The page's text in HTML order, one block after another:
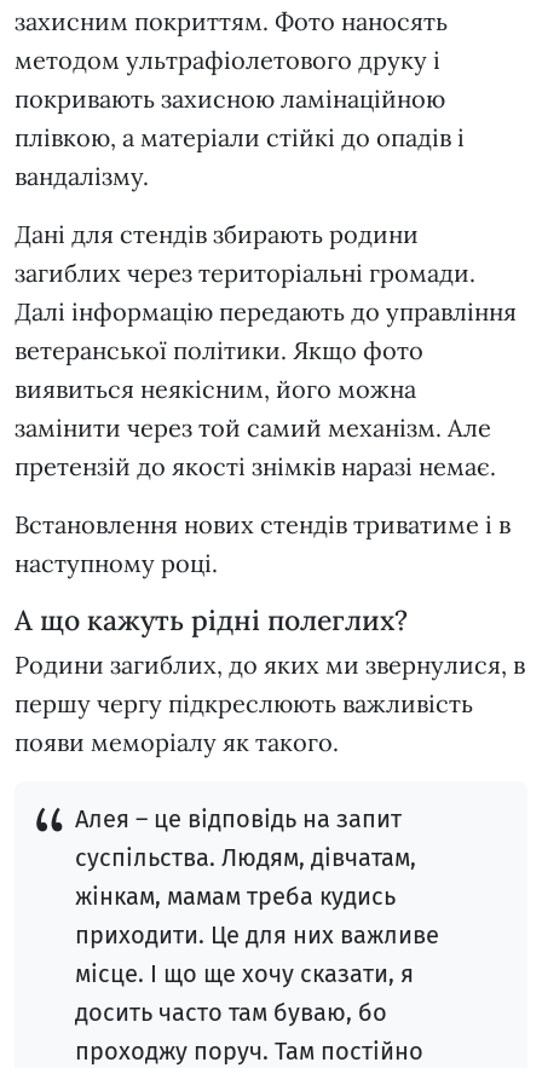
захисним покриттям. Фото наносять
методом ультрафіолетового друку і
покривають захисною ламінаційною
плівкою, а матеріали стійкі до опадів і
вандалізму.
Дані для стендів збирають родини
загиблих через територіальні громади.
Далі інформацію передають до управління
ветеранської політики. Якщо фото
виявиться неякісним, його можна
замінити через той самий механізм. Але
претензій до якості знімків наразі немає.
Встановлення нових стендів триватиме і в
наступному році.
А що кажуть рідні полеглих?
Родини загиблих, до яких ми звернулися, в
першу чергу підкреслюють важливість
появи меморіалу як такого.
Алея – це відповідь на запит
суспільства. Людям, дівчатам,
жінкам, мамам треба кудись
приходити. Це для них важливе
місце. І що ще хочу сказати, я
досить часто там буваю, бо
проходжу поруч. Там постійно